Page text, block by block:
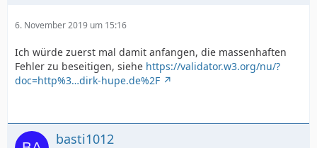
6. November 2019 um 15:16
Ich würde zuerst mal damit anfangen, die massenhaften
Fehler zu beseitigen, siehe https://validator.w3.org/nu/?
doc=http%3…dirk-hupe.de%2F
basti1012